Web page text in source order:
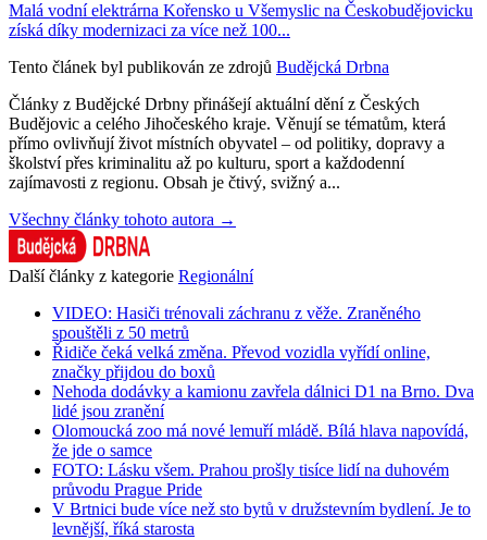
Malá vodní elektrárna Kořensko u Všemyslic na Českobudějovicku
získá díky modernizaci za více než 100...
Tento článek byl publikován ze zdrojů Budějcká Drbna
Články z Budějcké Drbny přinášejí aktuální dění z Českých
Budějovic a celého Jihočeského kraje. Věnují se tématům, která
přímo ovlivňují život místních obyvatel – od politiky, dopravy a
školství přes kriminalitu až po kulturu, sport a každodenní
zajímavosti z regionu. Obsah je čtivý, svižný a...
Všechny články tohoto autora →
Další články z kategorie Regionální
VIDEO: Hasiči trénovali záchranu z věže. Zraněného
spouštěli z 50 metrů
Řidiče čeká velká změna. Převod vozidla vyřídí online,
značky přijdou do boxů
Nehoda dodávky a kamionu zavřela dálnici D1 na Brno. Dva
lidé jsou zranění
Olomoucká zoo má nové lemuří mládě. Bílá hlava napovídá,
že jde o samce
FOTO: Lásku všem. Prahou prošly tisíce lidí na duhovém
průvodu Prague Pride
V Brtnici bude více než sto bytů v družstevním bydlení. Je to
levnější, říká starosta